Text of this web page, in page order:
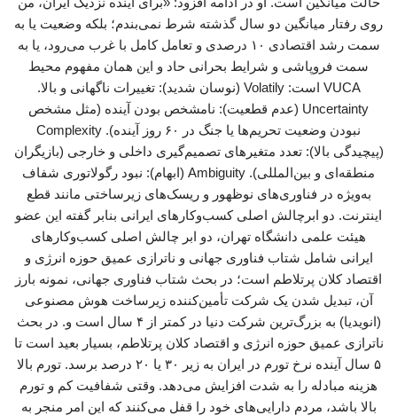
روی رفتار میانگین دو سال گذشته شرط نمی‌بندم؛ بلکه وضعیت یا به
سمت رشد اقتصادی ۱۰ درصدی و تعامل کامل با غرب می‌رود، یا به
سمت فروپاشی و شرایط بحرانی حاد و این همان مفهوم محیط
VUCA است: Volatily (نوسان شدید): تغییرات ناگهانی و بالا.
Uncertainty (عدم قطعیت): نامشخص بودن آینده (مثل مشخص
نبودن وضعیت تحریم‌ها یا جنگ در ۶۰ روز آینده). Complexity
(پیچیدگی بالا): تعدد متغیرهای تصمیم‌گیری داخلی و خارجی (بازیگران
منطقه‌ای و بین‌المللی). Ambiguity (ابهام): نبود رگولاتوری شفاف
به‌ویژه در فناوری‌های نوظهور و ریسک‌های زیرساختی مانند قطع
اینترنت. دو ابرچالش اصلی کسب‌وکارهای ایرانی بنابر گفته این عضو
هیئت علمی دانشگاه تهران، دو ابر چالش اصلی کسب‌وکارهای
ایرانی شامل شتاب فناوری جهانی و ناترازی عمیق حوزه انرژی و
اقتصاد کلان پرتلاطم است؛ در بحث شتاب فناوری جهانی، نمونه بارز
آن، تبدیل شدن یک شرکت تأمین‌کننده زیرساخت هوش مصنوعی
(انویدیا) به بزرگ‌ترین شرکت دنیا در کمتر از ۴ سال است و. در بحث
ناترازی عمیق حوزه انرژی و اقتصاد کلان پرتلاطم، بسیار بعید است تا
۵ سال آینده نرخ تورم در ایران به زیر ۳۰ یا ۲۰ درصد برسد. تورم بالا
هزینه مبادله را به شدت افزایش می‌دهد. وقتی شفافیت کم و تورم
بالا باشد، مردم دارایی‌های خود را قفل می‌کنند که این امر منجر به